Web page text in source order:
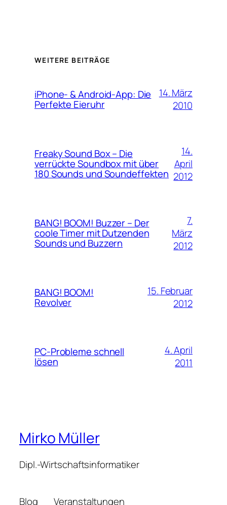
WEITERE BEITRÄGE
iPhone- & Android-App: Die
Perfekte Eieruhr
14. März
2010
Freaky Sound Box – Die
verrückte Soundbox mit über
180 Sounds und Soundeffekten
14.
April
2012
BANG! BOOM! Buzzer – Der
coole Timer mit Dutzenden
Sounds und Buzzern
7.
März
2012
BANG! BOOM!
Revolver
15. Februar
2012
PC-Probleme schnell
lösen
4. April
2011
Mirko Müller
Dipl.-Wirtschaftsinformatiker
Blog Veranstaltungen